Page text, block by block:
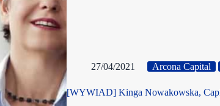
27/04/2021 Arcona Capital
[WYWIAD] Kinga Nowakowska,